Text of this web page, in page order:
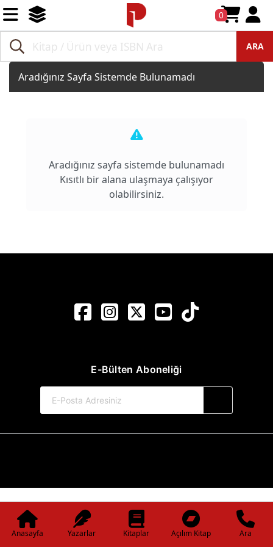
0
ARA
Aradığınız Sayfa Sistemde Bulunamadı
Aradığınız sayfa sistemde bulunamadı
Kısıtlı bir alana ulaşmaya çalışıyor
olabilirsiniz.
E-Bülten Aboneliği
Anasayfa Yazarlar Kitaplar Açılım Kitap Ara